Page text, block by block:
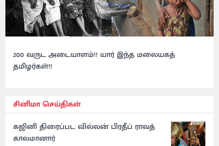
200 வருட அடையாளம்!! யார் இந்த மலையகத்
தமிழர்கள்!!
சினிமா செய்திகள்
கஜினி திரைப்பட வில்லன் பிரதீப் ராவத்
காலமானார்